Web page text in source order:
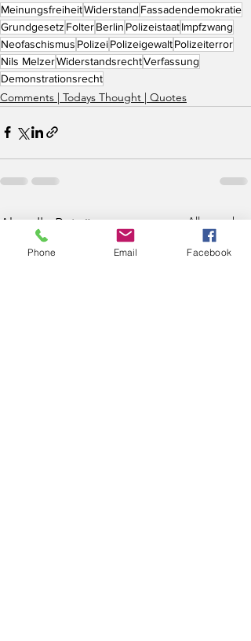
MeinungsfreiheitWiderstand Fassadendemokratie
Grundgesetz FolterBerlin PolizeistaatImpfzwang
Neofaschismus PolizeiPolizeigewaltPolizeiterror
Nils MelzerWiderstandsrechtVerfassung
Demonstrationsrecht
Comments | Todays Thought | Quotes
Aktuelle Beiträge Alle ansehen
Phone Email Facebook